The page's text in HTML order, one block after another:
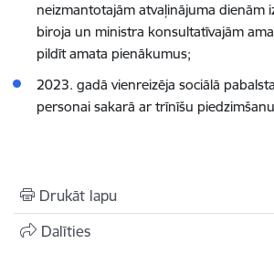
neizmantotajām atvaļinājuma dienām
biroja un ministra konsultatīvajām
pildīt amata pienākumus;
2023. gadā vienreizēja sociālā
personai sakarā ar trīnīšu
Drukāt lapu
Dalīties